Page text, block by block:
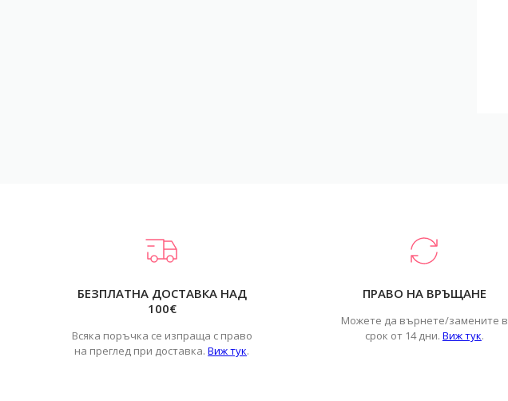
БЕЗПЛАТНА ДОСТАВКА НАД
100€
Всяка поръчка се изпраща с право
на преглед при доставка.Виж тук.
ПРАВО НА ВРЪЩАНЕ
Можете да върнете/замените в
срок от 14 дни. Виж тук.